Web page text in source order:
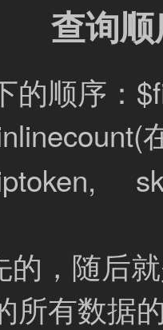
查询
的顺序：
nlinecount(
s
的，随后
所有数据